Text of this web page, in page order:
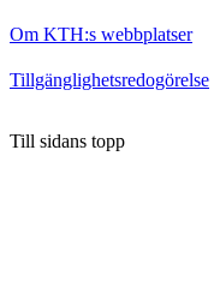
Om KTH:s webbplatser
Tillgänglighetsredogörelse
Till sidans topp